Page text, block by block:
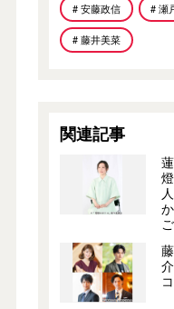
# 安藤政信 # 瀬
# 藤井美菜
関連記事